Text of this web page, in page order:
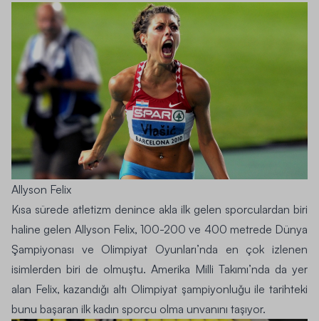
Allyson Felix
Kısa sürede atletizm denince akla ilk gelen sporculardan biri
haline gelen Allyson Felix, 100-200 ve 400 metrede Dünya
Şampiyonası ve Olimpiyat Oyunları’nda en çok izlenen
isimlerden biri de olmuştu. Amerika Milli Takımı’nda da yer
alan Felix, kazandığı altı Olimpiyat şampiyonluğu ile tarihteki
bunu başaran ilk kadın sporcu olma unvanını taşıyor.